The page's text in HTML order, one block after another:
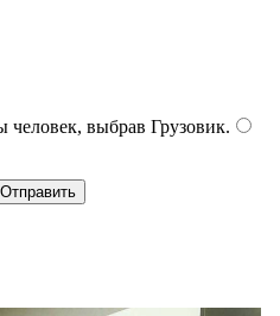
человек, выбрав Грузовик.